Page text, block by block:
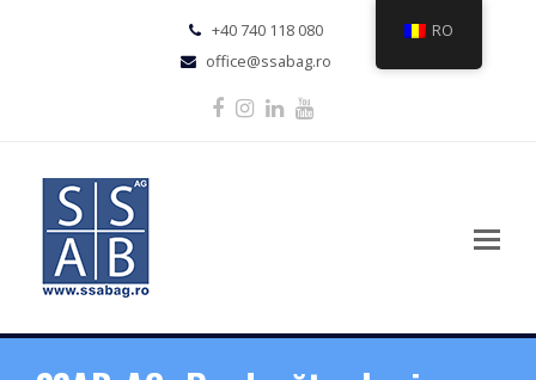
+40 740 118 080
office@ssabag.ro
Facebook
Instagram
LinkedIn
Youtube
RO